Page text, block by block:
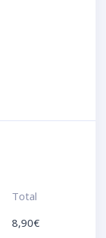
Total
8,90€